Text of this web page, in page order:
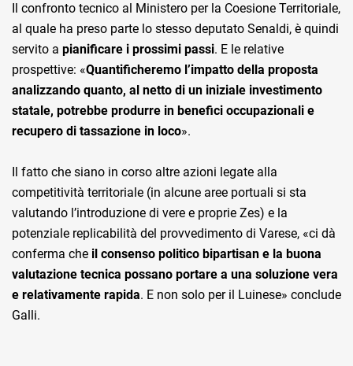
Il confronto tecnico al Ministero per la Coesione Territoriale,
al quale ha preso parte lo stesso deputato Senaldi, è quindi
servito a pianificare i prossimi passi. E le relative
prospettive: «Quantificheremo l’impatto della proposta
analizzando quanto, al netto di un iniziale investimento
statale, potrebbe produrre in benefici occupazionali e
recupero di tassazione in loco».
Il fatto che siano in corso altre azioni legate alla
competitività territoriale (in alcune aree portuali si sta
valutando l’introduzione di vere e proprie Zes) e la
potenziale replicabilità del provvedimento di Varese, «ci dà
conferma che il consenso politico bipartisan e la buona
valutazione tecnica possano portare a una soluzione vera
e relativamente rapida. E non solo per il Luinese» conclude
Galli.